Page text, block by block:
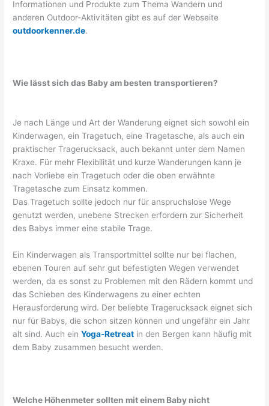
Informationen und Produkte zum Thema Wandern und
anderen Outdoor-Aktivitäten gibt es auf der Webseite
outdoorkenner.de.
Wie lässt sich das Baby am besten transportieren?
Je nach Länge und Art der Wanderung eignet sich sowohl ein
Kinderwagen, ein Tragetuch, eine Tragetasche, als auch ein
praktischer Tragerucksack, auch bekannt unter dem Namen
Kraxe. Für mehr Flexibilität und kurze Wanderungen kann je
nach Vorliebe ein Tragetuch oder die oben erwähnte
Tragetasche zum Einsatz kommen.
Das Tragetuch sollte jedoch nur für anspruchslose Wege
genutzt werden, unebene Strecken erfordern zur Sicherheit
des Babys immer eine stabile Trage.
Ein Kinderwagen als Transportmittel sollte nur bei flachen,
ebenen Touren auf sehr gut befestigten Wegen verwendet
werden, da es sonst zu Problemen mit den Rädern kommt und
das Schieben des Kinderwagens zu einer echten
Herausforderung wird. Der beliebte Tragerucksack eignet sich
nur für Babys, die schon sitzen können und ungefähr ein Jahr
alt sind. Auch einYoga-Retreat in den Bergen kann häufig mit
dem Baby zusammen besucht werden.
Welche Höhenmeter sollten mit einem Baby nicht